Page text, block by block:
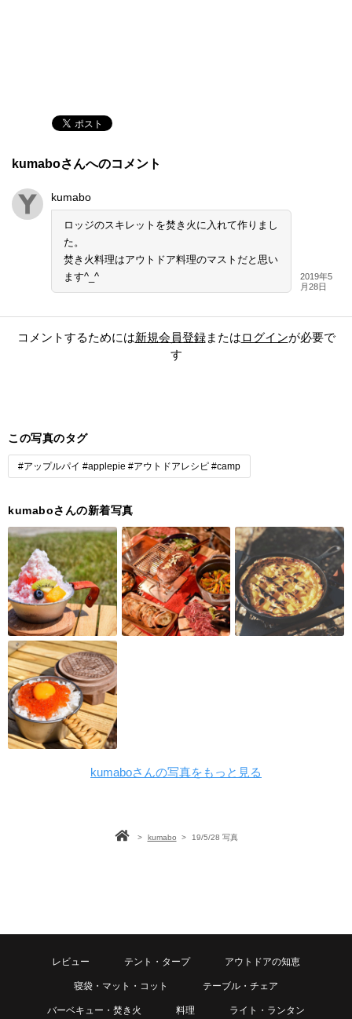
kumaboさんへのコメント
kumabo
ロッジのスキレットを焚き火に入れて作りまし
た。
焚き火料理はアウトドア料理のマストだと思い
ます^_^
2019年5
月28日
コメントするためには新規会員登録またはログインが必要で
す
この写真のタグ
#アップルパイ #applepie #アウトドアレシピ #camp
kumaboさんの新着写真
kumaboさんの写真をもっと見る
> kumabo > 19/5/28 写真
レビュー テント・タープ アウトドアの知恵
寝袋・マット・コット テーブル・チェア
バーベキュー・焚き火 料理 ライト・ランタン